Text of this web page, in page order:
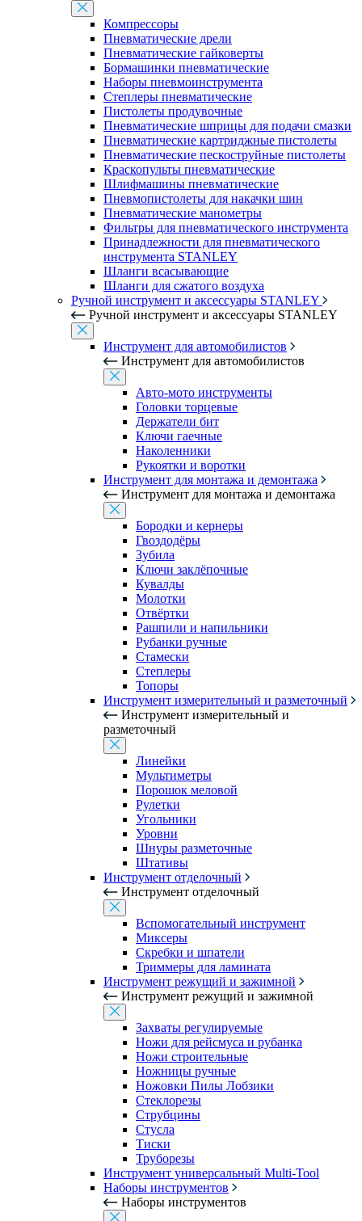
Компрессоры
Пневматические дрели
Пневматические гайковерты
Бормашинки пневматические
Наборы пневмоинструмента
Степлеры пневматические
Пистолеты продувочные
Пневматические шприцы для подачи смазки
Пневматические картриджные пистолеты
Пневматические пескоструйные пистолеты
Краскопульты пневматические
Шлифмашины пневматические
Пневмопистолеты для накачки шин
Пневматические манометры
Фильтры для пневматического инструмента
Принадлежности для пневматического
инструмента STANLEY
Шланги всасывающие
Шланги для сжатого воздуха
Ручной инструмент и аксессуары STANLEY
Ручной инструмент и аксессуары STANLEY
Инструмент для автомобилистов
Инструмент для автомобилистов
Авто-мото инструменты
Головки торцевые
Держатели бит
Ключи гаечные
Наколенники
Рукоятки и воротки
Инструмент для монтажа и демонтажа
Инструмент для монтажа и демонтажа
Бородки и кернеры
Гвоздодёры
Зубила
Ключи заклёпочные
Кувалды
Молотки
Отвёртки
Рашпили и напильники
Рубанки ручные
Стамески
Степлеры
Топоры
Инструмент измерительный и разметочный
Инструмент измерительный и
разметочный
Линейки
Мультиметры
Порошок меловой
Рулетки
Угольники
Уровни
Шнуры разметочные
Штативы
Инструмент отделочный
Инструмент отделочный
Вспомогательный инструмент
Миксеры
Скребки и шпатели
Триммеры для ламината
Инструмент режущий и зажимной
Инструмент режущий и зажимной
Захваты регулируемые
Ножи для рейсмуса и рубанка
Ножи строительные
Ножницы ручные
Ножовки Пилы Лобзики
Стеклорезы
Струбцины
Стусла
Тиски
Труборезы
Инструмент универсальный Multi-Tool
Наборы инструментов
Наборы инструментов